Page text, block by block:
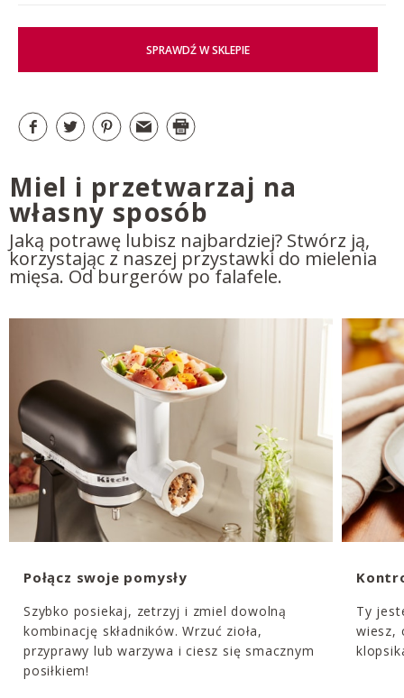
SPRAWDŹ W SKLEPIE
Miel i przetwarzaj na
własny sposób
Jaką potrawę lubisz najbardziej? Stwórz ją,
korzystając z naszej przystawki do mielenia
mięsa. Od burgerów po falafele.
Połącz swoje pomysły
Szybko posiekaj, zetrzyj i zmiel dowolną
kombinację składników. Wrzuć zioła,
przyprawy lub warzywa i ciesz się smacznym
posiłkiem!
Ty
wiesz,